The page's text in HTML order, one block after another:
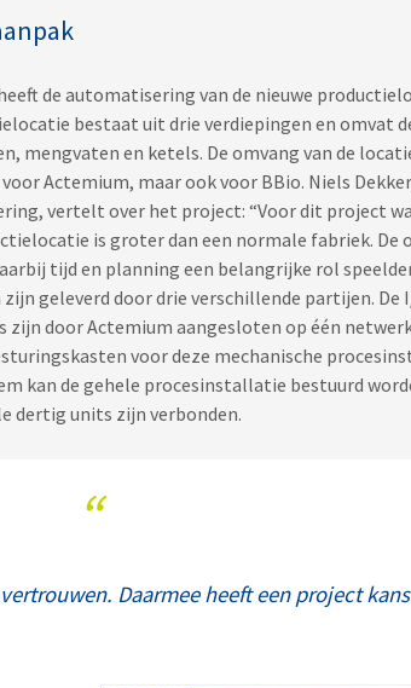
de automatisering van de nieuwe
bestaat uit drie verdiepingen en omvat
mengvaten en ketels. De omvang van de
Actemium, maar ook voor BBio. Niels
vertelt over het project: “Voor dit project
is groter dan een normale fabriek. De
tijd en planning een belangrijke rol
geleverd door drie verschillende partijen. De
zijn door Actemium aangesloten op één
voor deze mechanische
kan de gehele procesinstallatie bestuurd
dertig units zijn verbonden.
“
Daarmee heeft een project